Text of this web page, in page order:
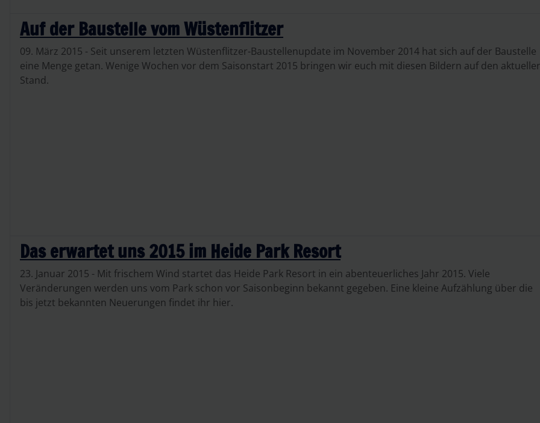
Auf der Baustelle vom Wüstenflitzer
09. März 2015 - Seit unserem letzten Wüstenflitzer-Baustellenupdate im November 2014 hat sich auf der Baustelle
eine Menge getan. Wenige Wochen vor dem Saisonstart 2015 bringen wir euch mit diesen Bildern auf den
Stand.
Das erwartet uns 2015 im Heide Park Resort
23. Januar 2015 - Mit frischem Wind startet das Heide Park Resort in ein abenteuerliches Jahr 2015. Viele
Veränderungen werden uns vom Park schon vor Saisonbeginn bekannt gegeben. Eine kleine Aufzählung über die
bis jetzt bekannten Neuerungen findet ihr hier.